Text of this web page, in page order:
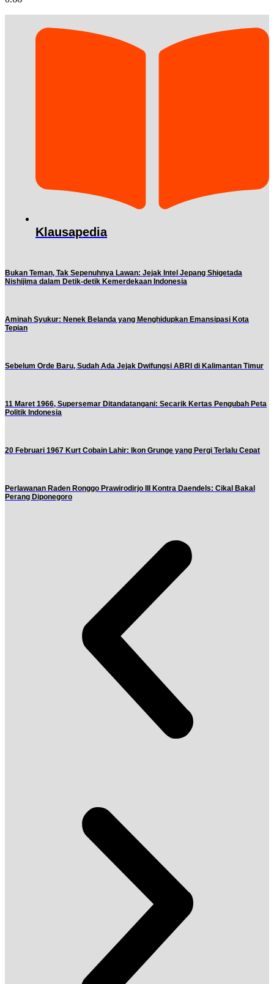
Klausapedia
Bukan Teman, Tak Sepenuhnya Lawan: Jejak Intel Jepang Shigetada
Nishijima dalam Detik-detik Kemerdekaan Indonesia
Aminah Syukur: Nenek Belanda yang Menghidupkan Emansipasi Kota
Tepian
Sebelum Orde Baru, Sudah Ada Jejak Dwifungsi ABRI di Kalimantan Timur
11 Maret 1966, Supersemar Ditandatangani: Secarik Kertas Pengubah Peta
Politik Indonesia
20 Februari 1967 Kurt Cobain Lahir: Ikon Grunge yang Pergi Terlalu Cepat
Perlawanan Raden Ronggo Prawirodirjo III Kontra Daendels: Cikal Bakal
Perang Diponegoro